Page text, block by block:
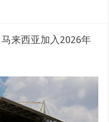
来西亚加入2026年